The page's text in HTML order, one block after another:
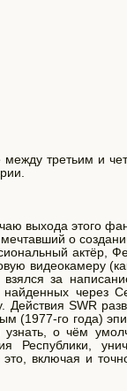
третьим и
выхода этого
о
актёр,
видеокамеру
за
через
SWR
(1977-го года)
о чём
Республики,
включая и